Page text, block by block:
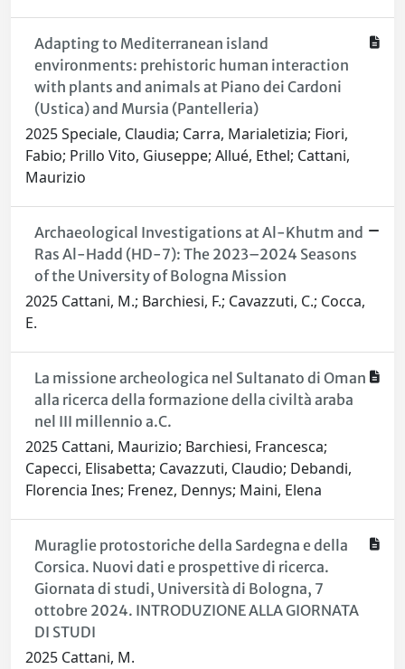
Adapting to Mediterranean island
environments: prehistoric human interaction
with plants and animals at Piano dei Cardoni
(Ustica) and Mursia (Pantelleria)
2025 Speciale, Claudia; Carra, Marialetizia; Fiori,
Fabio; Prillo Vito, Giuseppe; Allué, Ethel; Cattani,
Maurizio
Archaeological Investigations at Al-Khutm and
Ras Al-Hadd (HD-7): The 2023–2024 Seasons
of the University of Bologna Mission
2025 Cattani, M.; Barchiesi, F.; Cavazzuti, C.; Cocca,
E.
La missione archeologica nel Sultanato di Oman
alla ricerca della formazione della civiltà araba
nel III millennio a.C.
2025 Cattani, Maurizio; Barchiesi, Francesca;
Capecci, Elisabetta; Cavazzuti, Claudio; Debandi,
Florencia Ines; Frenez, Dennys; Maini, Elena
Muraglie protostoriche della Sardegna e della
Corsica. Nuovi dati e prospettive di ricerca.
Giornata di studi, Università di Bologna, 7
ottobre 2024. INTRODUZIONE ALLA GIORNATA
DI STUDI
2025 Cattani, M.